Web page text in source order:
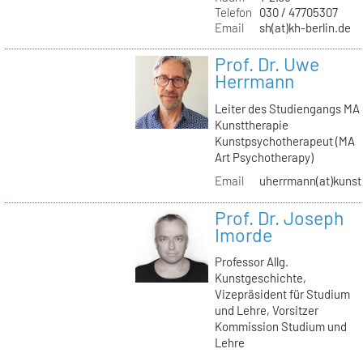
Telefon
030 / 47705307
Email
sh(at)kh-berlin.de
Prof. Dr. Uwe
Herrmann
Leiter des Studiengangs MA
Kunsttherapie
Kunstpsychotherapeut (MA
Art Psychotherapy)
Email
Prof. Dr. Joseph
Imorde
Professor Allg.
Kunstgeschichte,
Vizepräsident für Studium
und Lehre, Vorsitzer
Kommission Studium und
Lehre